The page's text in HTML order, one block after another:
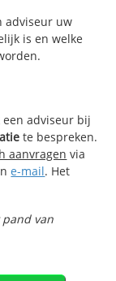
adviseur uw
is en welke
adviseur bij
te bespreken.
aanvragen via
e-mail. Het
van